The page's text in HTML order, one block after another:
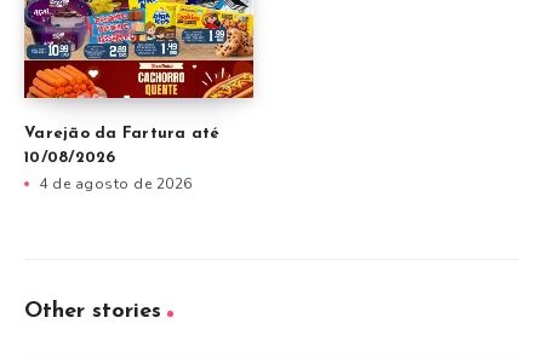
Varejão da Fartura até
10/08/2026
4 de agosto de 2026
Other stories